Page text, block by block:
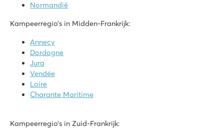
Leuk zwembad met diverse glijbanen
Stacaravan Premium Lounge in Premium Zone
Fijn zandstrand op loop afstand
Le Val de Bonnal
Le Val de Bonnal
Frankrijk - Midden-Frankrijk - Jura - Rougemont
★
★
Accommodaties op zeer ruime plaatsen
4 meren bij de camping voor waterrecreatie
Normandië
Kampeerregio’s in Midden-Frankrijk:
Annecy
Dordogne
Jura
Vendée
Loire
Charante Maritime
Kampeerregio’s in Zuid-Frankrijk: